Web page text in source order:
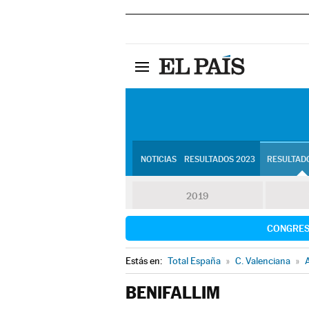
NOTICIAS RESULTADOS 2023
2019
Estás en: Total España » C. Valenciana »
BENIFALLIM